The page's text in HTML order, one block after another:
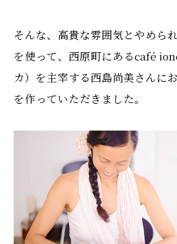
そんな、高貴な雰囲気とやめら
を使って、西原町にあるcafé
カ）を主宰する西島尚美さんに
を作っていただきました。